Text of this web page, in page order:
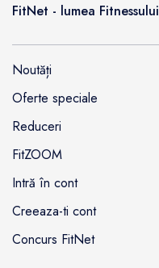
FitNet - lumea Fitnessului
Noutăți
Oferte speciale
Reduceri
FitZOOM
Intră în cont
Creeaza-ti cont
Concurs FitNet